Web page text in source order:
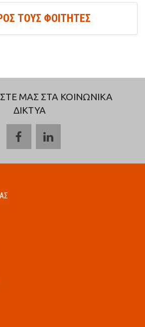
ΤΟΥΣ ΦΟΙΤΗΤΕΣ
ΜΑΣ ΣΤΑ ΚΟΙΝΩΝΙΚΑ
ΔΙΚΤΥΑ
sends e-mail)